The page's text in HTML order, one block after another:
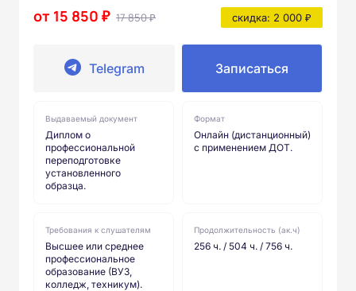
от 15 850 ₽ 17 850 ₽ скидка: 2 000 ₽
Telegram Записаться
Выдаваемый документ
Диплом о
профессиональной
переподготовке
установленного
образца.
Формат
Онлайн (дистанционный)
с применением ДОТ.
Требования к слушателям
Высшее или среднее
профессиональное
образование (ВУЗ,
колледж, техникум).
Продолжительность (ак.ч)
256 ч. / 504 ч. / 756 ч.